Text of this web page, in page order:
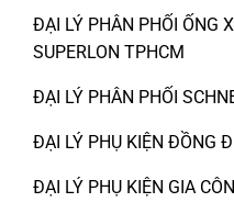
ĐẠI LÝ PHÂN PHỐI ỐNG
SUPERLON TPHCM
ĐẠI LÝ PHÂN PHỐI
ĐẠI LÝ PHỤ KIỆN ĐỒNG
ĐẠI LÝ PHỤ KIỆN GIA